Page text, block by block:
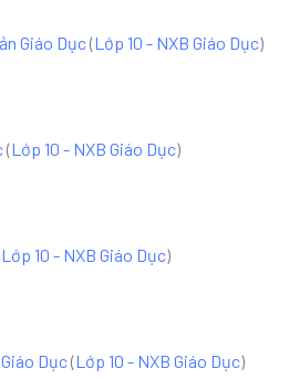
Giáo Dục(Lớp 10 - NXB Giáo Dục)
(Lớp 10 - NXB Giáo Dục)
Lớp 10 - NXB Giáo Dục)
Dục(Lớp 10 - NXB Giáo Dục)